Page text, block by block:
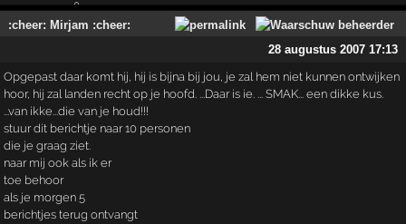
:cheer: Mirjam :cheer:
28 augustus 2007 17:13
Opgepast daar komt hij, hij is bijna bij jou, je zal hem niet kunnen ontwijken
hoor, hij zal landen recht op je hoofd. ...Daar is ie. ... SMAK... een dikke kus.
...van ikke...die van je houd!!!
stuur dit berichtje naar 10 personen
die je graag ziet.
naar mij ook als ik er
toe behoor
als je morgen 5
berichtjes terug ontvangt